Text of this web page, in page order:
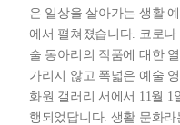
은 일상을 살아가는 생활
에서 펼쳐졌습니다. 코로나
술 동아리의 작품에 대한
가리지 않고 폭넓은 예술
화원 갤러리 서에서 11월 1
행되었답니다. 생활 문화